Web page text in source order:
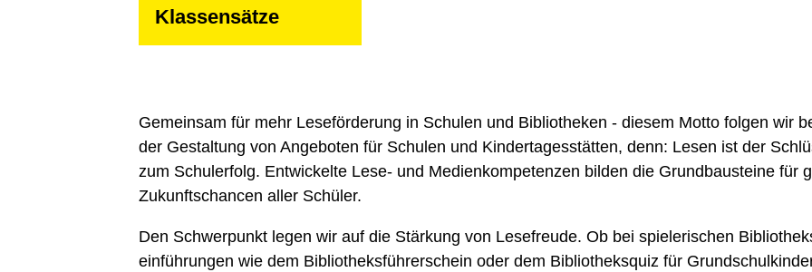
Klassensätze
Gemeinsam für mehr Leseförderung in Schulen und Bibliotheken - diesem Motto folgen wir
der Gestaltung von Angeboten für Schulen und Kinder­tages­stätten, denn: Lesen ist der
zum Schulerfolg. Entwickelte Lese- und Medien­kompetenzen bilden die Grundbausteine für
Zukunftschancen aller Schüler.
Den Schwerpunkt legen wir auf die Stärkung von Lesefreude. Ob bei spielerischen
einführungen wie dem Bibliotheks­führerschein oder dem Bibliotheksquiz für